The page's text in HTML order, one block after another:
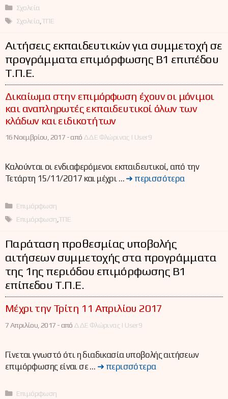
Κατηγορίες
Σχολεία
Ετικέτες
Σχολεία ΤΠΕ
Αιτήσεις εκπαιδευτικών για συμμετοχή σε
προγράμματα επιμόρφωσης Β1 επιπέδου
Τ.Π.Ε.
Δικαίωμα στην επιμόρφωση έχουν οι μόνιμοι
και αναπληρωτές εκπαιδευτικοί όλων των
κλάδων και ειδικοτήτων
16 Νοεμβρίου, 2017 -από ΔΔΕ Φλώρινας | User9
Καλούνται οι ενδιαφερόμενοι εκπαιδευτικοί, από την
Τετάρτη 15/11/2017 και μέχρι … ➜ περισσότερα
Κατηγορίες
Επιμόρφωση
Ετικέτες
Επιμόρφωση ΤΠΕ
Παράταση προθεσμίας υποβολής
αιτήσεων συμμετοχής στα προγράμματα
της 1ης περιόδου επιμόρφωσης Β1
επίπεδου Τ.Π.Ε.
Μέχρι την Τρίτη 11 Απριλίου 2017
7 Απριλίου, 2017 -από ΔΔΕ Φλώρινας | User9
Γίνεται γνωστό ότι η διαδικασία υποβολής αιτήσεων
επιμόρφωσης είναι σε … ➜ περισσότερα
Κατηγορίες
Επιμόρφωση